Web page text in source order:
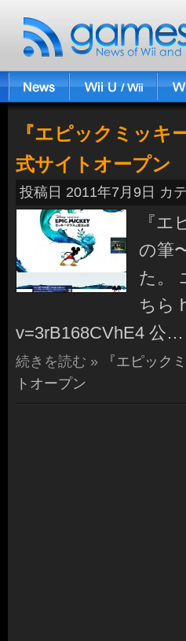
『エピックミッキ
式サイトオープン
投稿日 2011年7月9日 カ
『
の筆
た。
ちら
v=3rB168CVhE4 公…
続きを読む »
『エピック
トオープン